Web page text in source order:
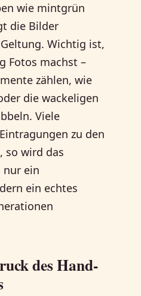
wie mintgrün
die Bilder
Wichtig ist,
Fotos machst –
zählen, wie
die wackeligen
Viele
zu den
so wird das
nur ein
ein echtes
des Hand-